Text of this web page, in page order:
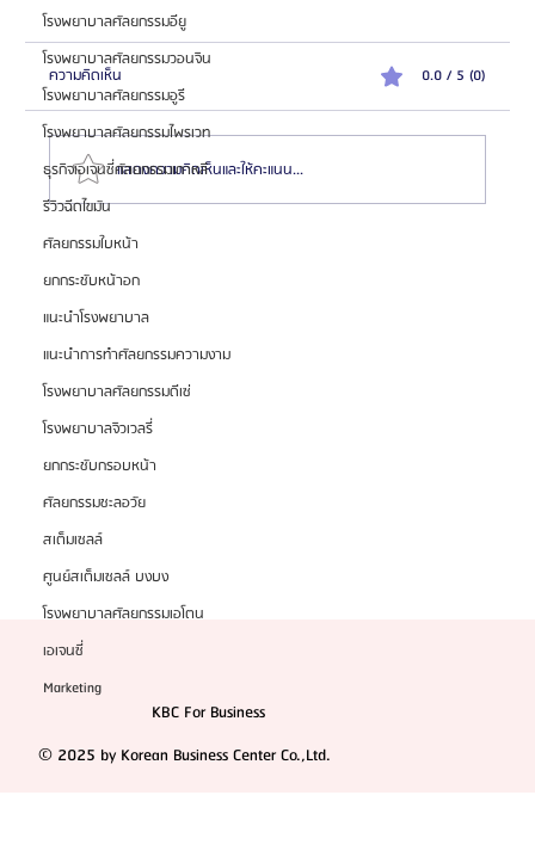
โรงพยาบาลศัลยกรรมอียู
โรงพยาบาลศัลยกรรมวอนจิน
โรงพยาบาลศัลยกรรมอูรี
โรงพยาบาลศัลยกรรมไพรเวท
ธุรกิจเอเจนซี่ศัลยกรรมเกาหลี
รีวิวฉีดไขมัน
ศัลยกรรมใบหน้า
ยกกระชับหน้าอก
แนะนำโรงพยาบาล
แนะนำการทำศัลยกรรมความงาม
โรงพยาบาลศัลยกรรมดีเซ่
โรงพยาบาลจิวเวลรี่
ยกกระชับกรอบหน้า
ศัลยกรรมชะลอวัย
สเต็มเซลล์
ศูนย์สเต็มเซลล์ บงบง
โรงพยาบาลศัลยกรรมเอโตน
เอเจนซี่
Marketing
งามพรีเมียมบนราคาที่ดีกว่า ล่ามภาษาไทยฟรี
ความคิดเห็น 0.0 / 5 (0)
แสดงความคิดเห็นและให้คะแนน...
KBC For Business
© 2025 by Korean Business Center Co.,Ltd.